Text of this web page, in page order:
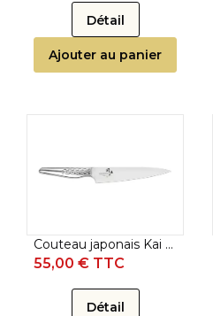
Détail
Ajouter au panier
Couteau japonais Kai Seki Magoroku Shoso - Couteau universel 15 cm
55,00 € TTC
Détail